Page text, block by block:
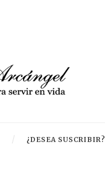
¿DESEA SUSCRIBIR?